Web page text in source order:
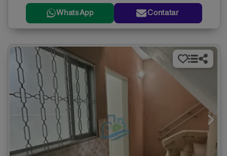
WhatsApp Contatar